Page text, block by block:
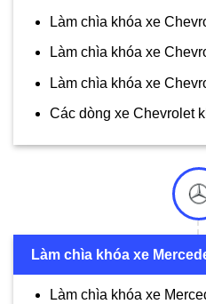
Làm chìa khóa xe
Làm chìa khóa xe
Làm chìa khóa xe
Các dòng xe Chevrolet
Làm chìa khóa xe
Làm chìa khóa xe